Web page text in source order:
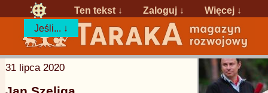
Ten tekst ↓ Zaloguj ↓
Więcej ↓
Jeśli... ↓
31 lipca 2020